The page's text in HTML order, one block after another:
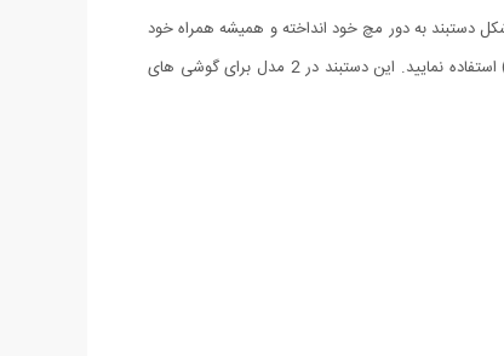
دستبند به دور مچ خود انداخته و همیشه همراه خود
داشته باشید و در مواقع نیاز از آن استفاده نمایید. از این دستبند می توانید جهت انتقال دیتا و یا شارژ گوشی موبایل (با استفاده از کامپیوتر و یا پاور بانک) استفاده نمایید. این دستبند در 2 مدل برای گوشی های